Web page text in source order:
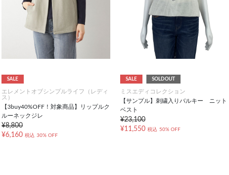
SALE
エレメントオブシンプルライフ（レディ
ス）
【3buy40%OFF！対象商品】リップルク
ルーネックジレ
¥8,800
¥6,160 税込 30% OFF
SALE SOLDOUT
ミスエディコレクション
【サンプル】刺繍入りバルキー ニット
ベスト
¥23,100
¥11,550 税込 50% OFF